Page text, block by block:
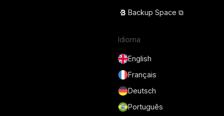
Backup Space ⧉
Idioma
English
Français
Deutsch
Português